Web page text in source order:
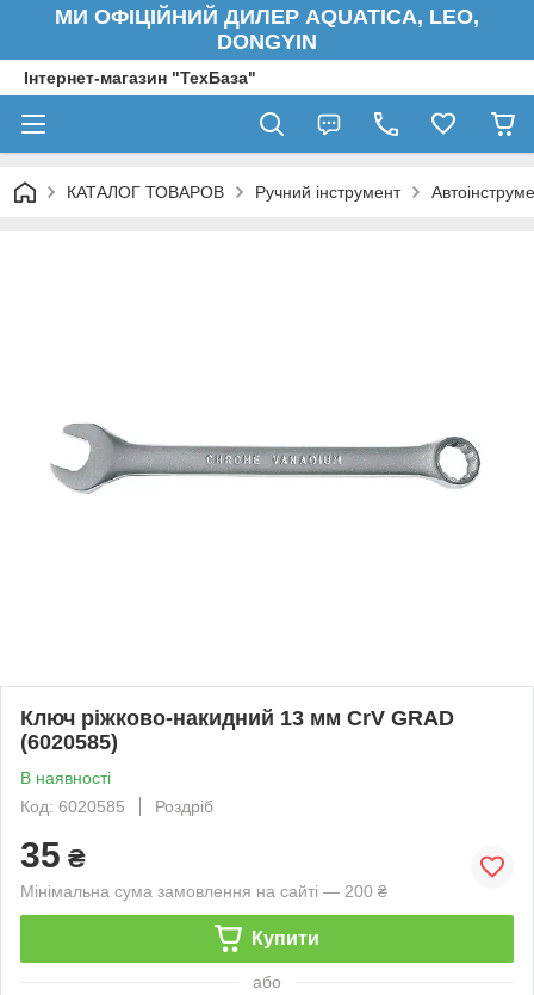
МИ ОФІЦІЙНИЙ ДИЛЕР AQUATICA, LEO,
DONGYIN
Інтернет-магазин "ТехБаза"
КАТАЛОГ ТОВАРОВ Ручний інструмент
Ключ ріжково-накидний 13 мм CrV GRAD
(6020585)
В наявності
Код: 6020585
Роздріб
35 ₴
Мінімальна сума замовлення на сайті — 200 ₴
Купити
або